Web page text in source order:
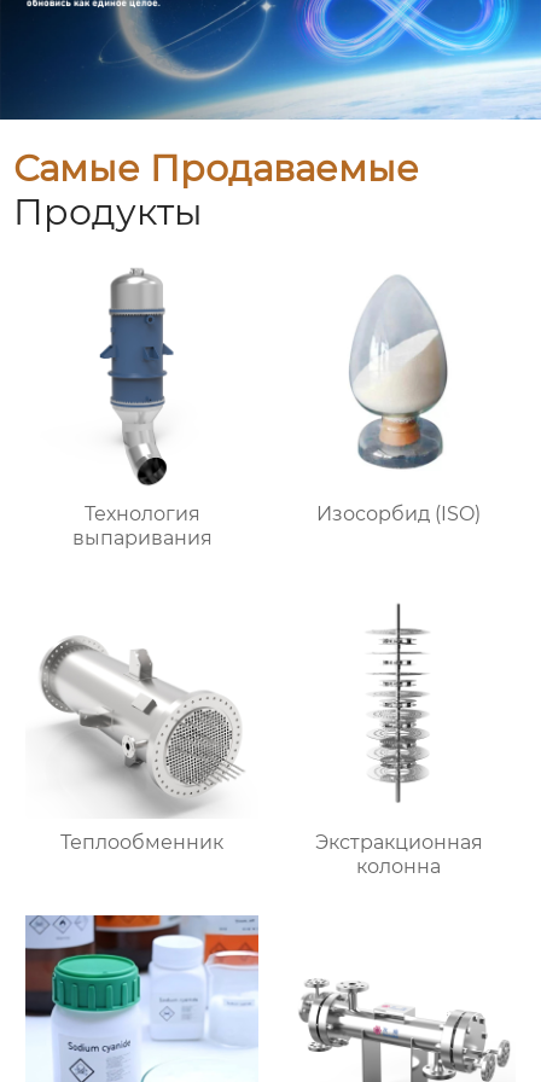
Самые Продаваемые
Продукты
Технология
выпаривания
Изосорбид (ISO)
Теплообменник
Экстракционная
колонна